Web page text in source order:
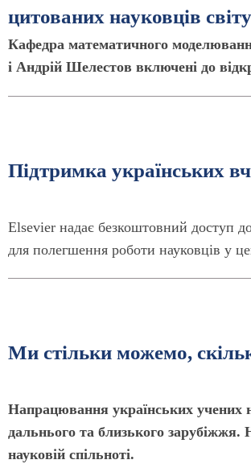
цитованих науковців світу
Кафедра математичного
і Андрій Шелестов включені до
Підтримка українських
Elsevier надає безкоштовний доступ
для полегшення роботи науковців у
Ми стільки можемо,
Напрацювання українських учених
дальнього та близького зарубіжжя.
науковій спільноті.